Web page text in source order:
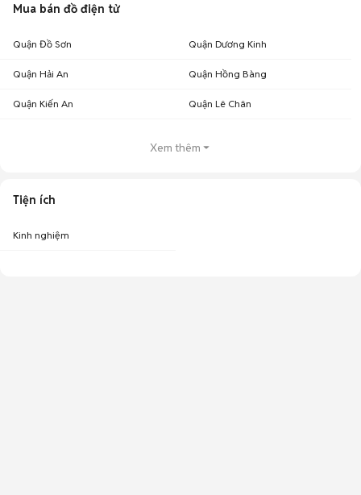
Mua bán đồ điện tử
Quận Đồ Sơn Quận Dương Kinh
Quận Hải An Quận Hồng Bàng
Quận Kiến An Quận Lê Chân
Xem thêm
Tiện ích
Kinh nghiệm